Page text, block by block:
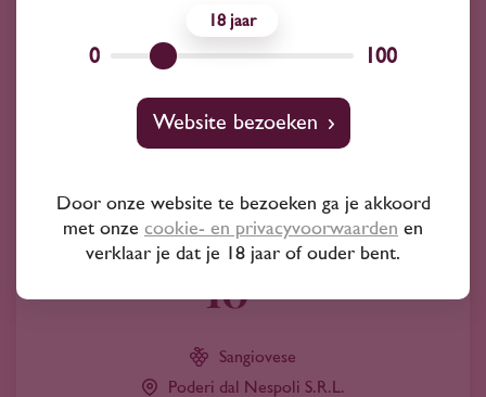
Nespoli Sangiovese Romagna doc Organic
'Poderi Nespoli' 2023
10
Sangiovese
Poderi dal Nespoli S.R.L.
0
18
100
Website bezoeken
Door onze website te bezoeken ga je akkoord
met onze cookie- en privacyvoorwaarden en
verklaar je dat je 18 jaar of ouder bent.